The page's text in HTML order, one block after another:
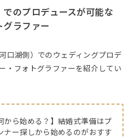
のプロデュースが可能な
グラファー
口湖側）でのウェディングプロデ
・フォトグラファーを紹介してい
から始める？】結婚式準備はプ
ナー探しから始めるのがおすす